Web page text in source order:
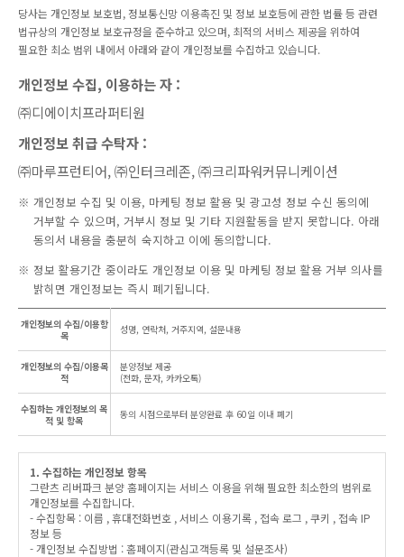
당사는 개인정보 보호법, 정보통신망 이용촉진 및 정보 보호등에 관한 법률 등 관련
법규상의 개인정보 보호규정을 준수하고 있으며, 최적의 서비스 제공을 위하여
필요한 최소 범위 내에서 아래와 같이 개인정보를 수집하고 있습니다.
개인정보 수집, 이용하는 자 :
㈜디에이치프라퍼티원
개인정보 취급 수탁자 :
㈜마루프런티어, ㈜인터크레존, ㈜크리파워커뮤니케이션
※ 개인정보 수집 및 이용, 마케팅 정보 활용 및 광고성 정보 수신 동의에
거부할 수 있으며, 거부시 정보 및 기타 지원활동을 받지 못합니다. 아래
동의서 내용을 충분히 숙지하고 이에 동의합니다.
※ 정보 활용기간 중이라도 개인정보 이용 및 마케팅 정보 활용 거부 의사를
밝히면 개인정보는 즉시 폐기됩니다.
개인정보의 수집/이용항
목
성명, 연락처, 거주지역, 설문내용
개인정보의 수집/이용목
적
분양정보 제공
(전화, 문자, 카카오톡)
수집하는 개인정보의 목
적 및 항목
동의 시점으로부터 분양완료 후 60일 이내 폐기
1. 수집하는 개인정보 항목
그란츠 리버파크 분양 홈페이지는 서비스 이용을 위해 필요한 최소한의 범위로
개인정보를 수집합니다.
- 수집항목 : 이름 , 휴대전화번호 , 서비스 이용기록 , 접속 로그 , 쿠키 , 접속 IP
정보 등
- 개인정보 수집방법 : 홈페이지(관심고객등록 및 설문조사)